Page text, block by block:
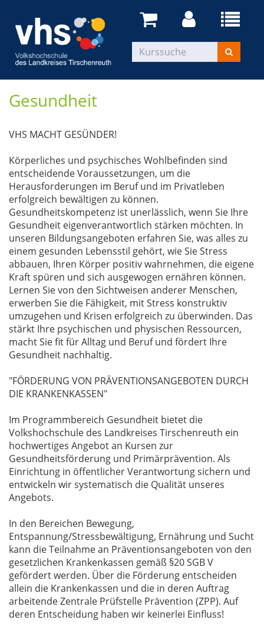
Gesundheit
VHS MACHT GESÜNDER!
Körperliches und psychisches Wohlbefinden sind
entscheidende Voraussetzungen, um die
Herausforderungen im Beruf und im Privatleben
erfolgreich bewältigen zu können.
Gesundheitskompetenz ist unerlässlich, wenn Sie Ihre
Gesundheit eigenverantwortlich stärken möchten. In
unseren Bildungsangeboten erfahren Sie, was alles zu
einem gesunden Lebensstil gehört, wie Sie Stress
abbauen, Ihren Körper positiv wahrnehmen, die eigene
Kraft spüren und sich ausgewogen ernähren können.
Lernen Sie von den Sichtweisen anderer Menschen,
erwerben Sie die Fähigkeit, mit Stress konstruktiv
umzugehen und Krisen erfolgreich zu überwinden. Das
stärkt Ihre psychischen und physischen Ressourcen,
macht Sie fit für Alltag und Beruf und fördert Ihre
Gesundheit nachhaltig.
"FÖRDERUNG VON PRÄVENTIONSANGEBOTEN DURCH
DIE KRANKENKASSEN"
Im Programmbereich Gesundheit bietet die
Volkshochschule des Landkreises Tirschenreuth ein
hochwertiges Angebot an Kursen zur
Gesundheitsförderung und Primärprävention. Als
Einrichtung in öffentlicher Verantwortung sichern und
entwickeln wir systematisch die Qualität unseres
Angebots.
In den Bereichen Bewegung,
Entspannung/Stressbewältigung, Ernährung und Sucht
kann die Teilnahme an Präventionsangeboten von den
gesetzlichen Krankenkassen gemäß §20 SGB V
gefördert werden. Über die Förderung entscheiden
allein die Krankenkassen und die in deren Auftrag
arbeitende Zentrale Prüfstelle Prävention (ZPP). Auf
deren Entscheidung haben wir keinerlei Einfluss!